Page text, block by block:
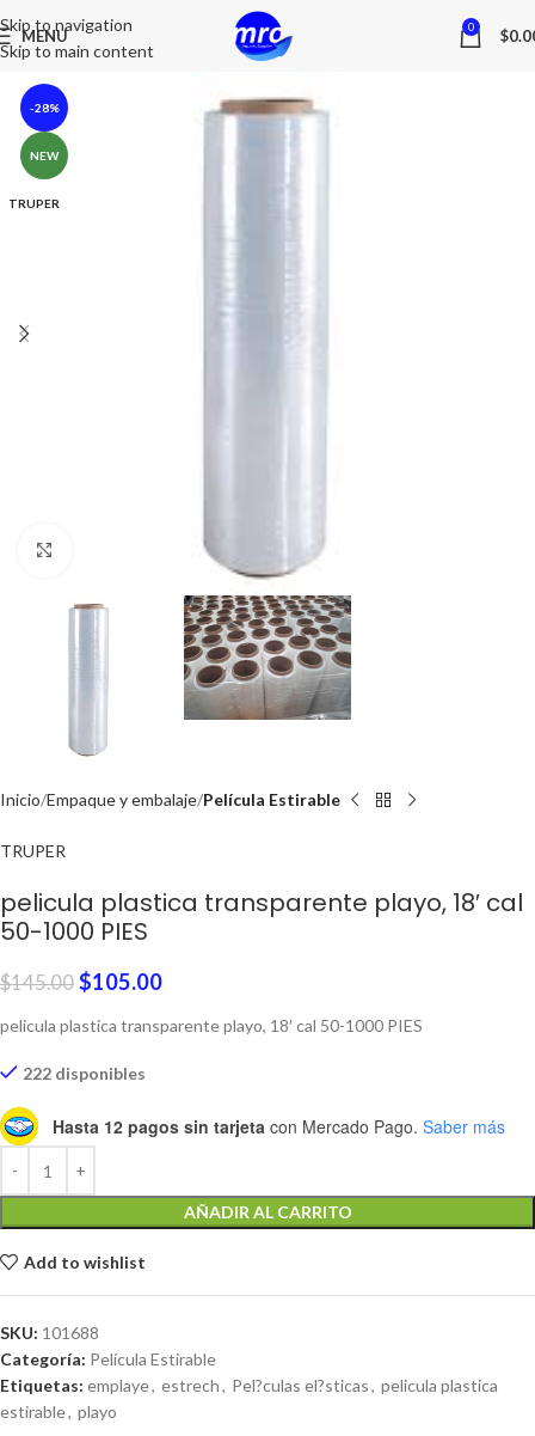
Skip to navigation
Skip to main content
MENU 0 $
-28%
NEW
TRUPER
Inicio Empaque y embalaje Película Estirable
TRUPER
pelicula plastica transparente playo, 18′ cal
50-1000 PIES
$145.00 $105.00
pelicula plastica transparente playo, 18′ cal 50-1000 PIES
222 disponibles
Hasta 12 pagos sin tarjeta con Mercado Pago. Saber más
AÑADIR AL CARRITO
Add to wishlist
SKU: 101688
Categoría: Película Estirable
Etiquetas: emplaye, estrech, Pel?culas el?sticas, pelicula plastica
estirable, playo